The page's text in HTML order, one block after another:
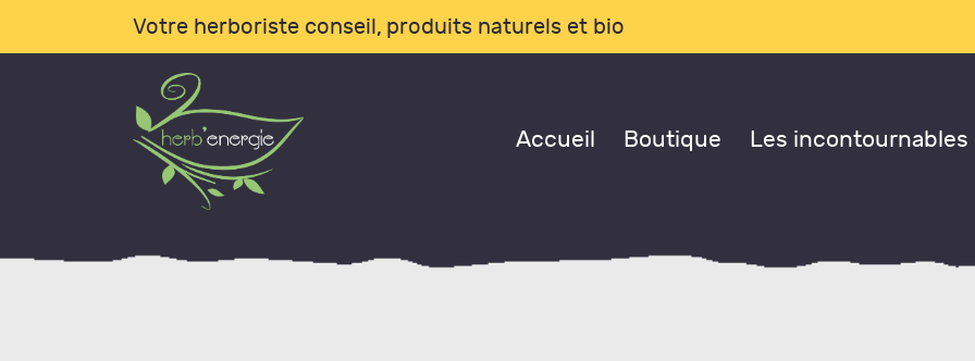
Votre herboriste conseil, produits naturels et bio
Accueil Boutique Les incontournables
ACCUEIL
INCONTOURNABLES